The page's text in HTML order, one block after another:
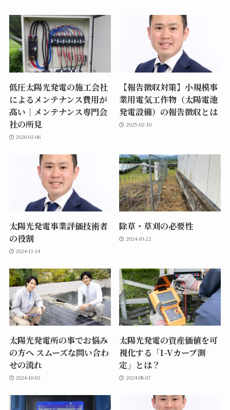
低圧太陽光発電の施工会社
によるメンテナンス費用が
高い｜メンテナンス専門会
社の所見
2026-03-06
【報告徴収対策】小規模事
業用電気工作物（太陽電池
発電設備）の報告徴収とは
2025-02-10
太陽光発電事業評価技術者
の役割
2024-11-14
除草・草刈の必要性
2024-10-22
太陽光発電所の事でお悩み
の方へ スムーズな問い合わ
せの流れ
2024-10-02
太陽光発電の資産価値を可
視化する「I-Vカーブ測
定」とは？
2024-08-07